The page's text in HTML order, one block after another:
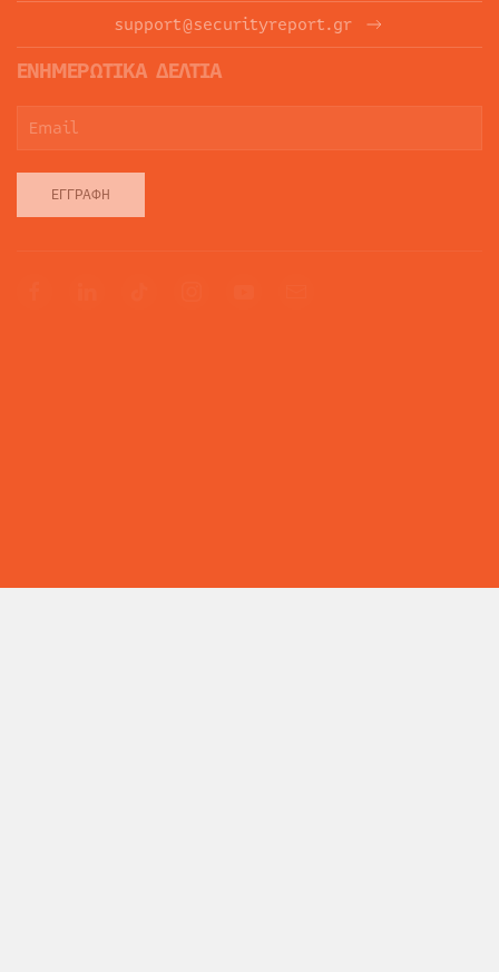
support@securityreport.gr
ΕΝΗΜΕΡΩΤΙΚΑ ΔΕΛΤΙΑ
ΕΓΓΡΑΦΉ